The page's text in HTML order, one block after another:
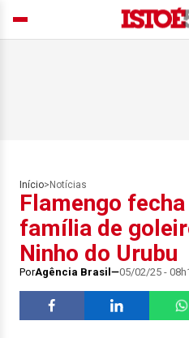
Início> Notícias
Flamengo
família de
Ninho do Urubu
PorAgência Brasil 05/02/25 -